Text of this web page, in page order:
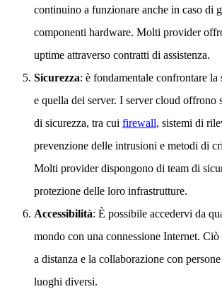
continuino a funzionare anche in caso di
componenti hardware. Molti provider
uptime attraverso contratti di assistenza.
Sicurezza: è fondamentale confrontare la
e quella dei server. I server cloud offrono
di sicurezza, tra cui firewall, sistemi di
prevenzione delle intrusioni e metodi di
Molti provider dispongono di team di
protezione delle loro infrastrutture.
Accessibilità: È possibile accedervi da
mondo con una connessione Internet.
a distanza e la collaborazione con
luoghi diversi.